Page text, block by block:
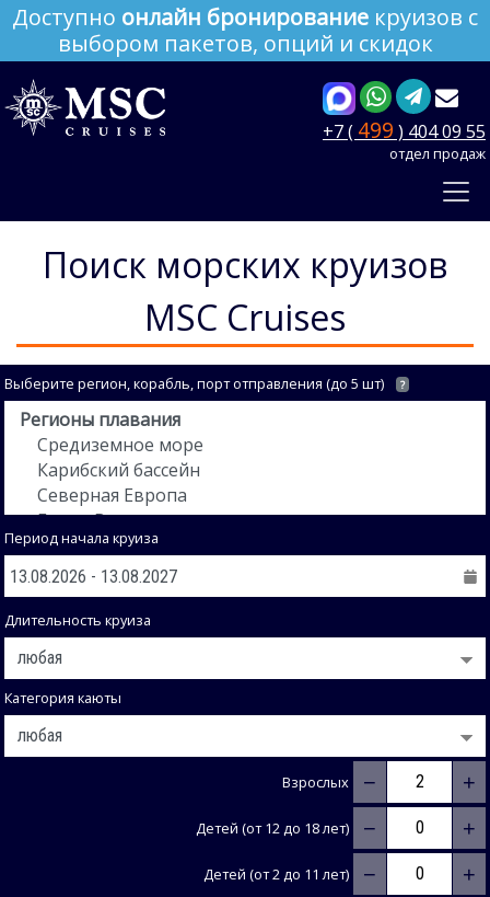
Доступно онлайн бронирование круизов с
выбором пакетов, опций и скидок
+7 ( 499 ) 404 09 55
отдел продаж
Поиск морских круизов
MSC Cruises
Выберите регион, корабль, порт отправления (до 5 шт) ?
Период начала круиза
Длительность круиза
Категория каюты
Взрослых − +
Детей (от 12 до 18 лет) − +
Детей (от 2 до 11 лет) − +